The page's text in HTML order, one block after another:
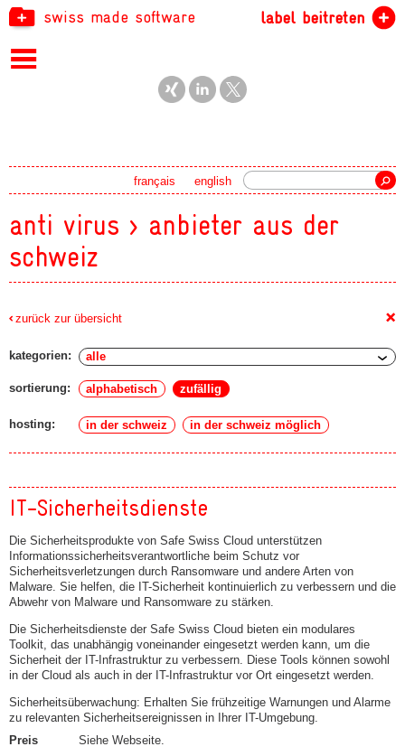
swiss made software label beitreten
english
français
anti virus > anbieter aus der
schweiz
zurück zur übersicht +
kategorien:
sortierung: alphabetisch zufällig
hosting: in der schweiz in der schweiz möglich
IT-Sicherheitsdienste
Die Sicherheitsprodukte von Safe Swiss Cloud unterstützen
Informationssicherheitsverantwortliche beim Schutz vor
Sicherheitsverletzungen durch Ransomware und andere Arten von
Malware. Sie helfen, die IT-Sicherheit kontinuierlich zu verbessern und die
Abwehr von Malware und Ransomware zu stärken.
Die Sicherheitsdienste der Safe Swiss Cloud bieten ein modulares
Toolkit, das unabhängig voneinander eingesetzt werden kann, um die
Sicherheit der IT-Infrastruktur zu verbessern. Diese Tools können sowohl
in der Cloud als auch in der IT-Infrastruktur vor Ort eingesetzt werden.
Sicherheitsüberwachung: Erhalten Sie frühzeitige Warnungen und Alarme
zu relevanten Sicherheitsereignissen in Ihrer IT-Umgebung.
Preis
Siehe Webseite.